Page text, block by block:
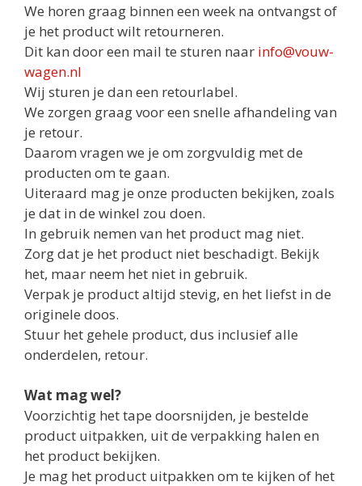
We horen graag binnen een week na ontvangst of
je het product wilt retourneren.
Dit kan door een mail te sturen naar info@vouw-
wagen.nl
Wij sturen je dan een retourlabel.
We zorgen graag voor een snelle afhandeling van
je retour.
Daarom vragen we je om zorgvuldig met de
producten om te gaan.
Uiteraard mag je onze producten bekijken, zoals
je dat in de winkel zou doen.
In gebruik nemen van het product mag niet.
Zorg dat je het product niet beschadigt. Bekijk
het, maar neem het niet in gebruik.
Verpak je product altijd stevig, en het liefst in de
originele doos.
Stuur het gehele product, dus inclusief alle
onderdelen, retour.
Wat mag wel?
Voorzichtig het tape doorsnijden, je bestelde
product uitpakken, uit de verpakking halen en
het product bekijken.
Je mag het product uitpakken om te kijken of het